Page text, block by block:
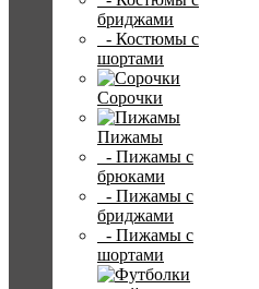
бриджами
- Костюмы с
шортами
Сорочки
Пижамы
- Пижамы с
брюками
- Пижамы с
бриджами
- Пижамы с
шортами